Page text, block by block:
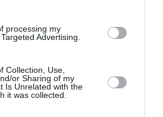
processing my
Advertising.
Collection, Use,
or Sharing of my
Is Unrelated with the
it was collected.
όπως συνηθιζόταν
όπου τα κοσμήματα από
προσώπων λειτουργούσαν